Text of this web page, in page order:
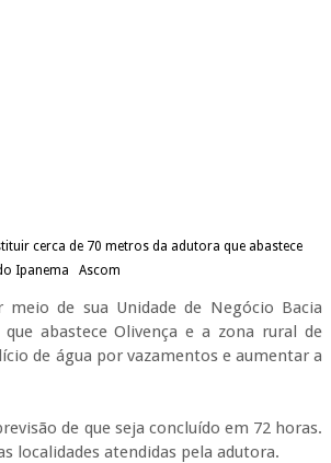
cerca de 70 metros da adutora que abastece
Ipanema
Ascom
meio de sua Unidade de Negócio Bacia
abastece Olivença e a zona rural de
de água por vazamentos e aumentar a
de que seja concluído em 72 horas.
localidades atendidas pela adutora.